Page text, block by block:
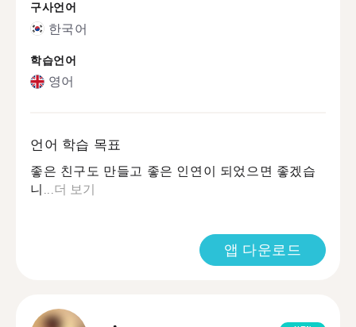
구사언어
한국어
학습언어
영어
언어 학습 목표
좋은 친구도 만들고 좋은 인연이 되었으면 좋겠습
니...더 보기
앱 다운로드